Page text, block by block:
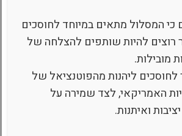
כי המסלול מתאים במיוחד לחוסכים
רוצים להיות שותפים להצלחה של
מובילות.
ליהנות מהפוטנציאל של
האמריקאי, לצד שמירה על
ואיתנות.